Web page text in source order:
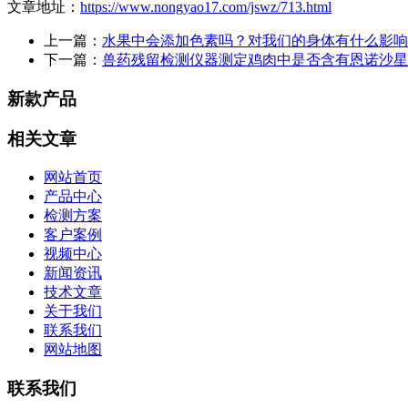
文章地址： https://www.nongyao17.com/jswz/713.html
上一篇： 水果中会添加色素吗？对我们的身体有什么影
下一篇： 兽药残留检测仪器测定鸡肉中是否含有恩诺沙星
新款产品
相关文章
网站首页
产品中心
检测方案
客户案例
视频中心
新闻资讯
技术文章
关于我们
联系我们
网站地图
联系我们